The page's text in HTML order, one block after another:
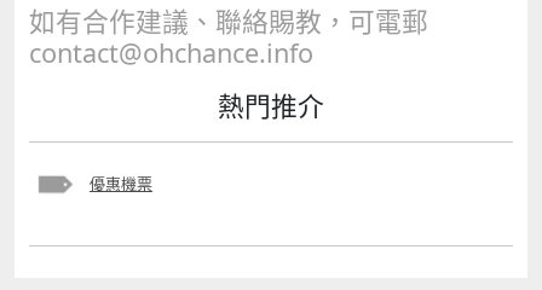
如有合作建議、聯絡賜教，可電郵
contact@ohchance.info
熱門推介
優惠機票